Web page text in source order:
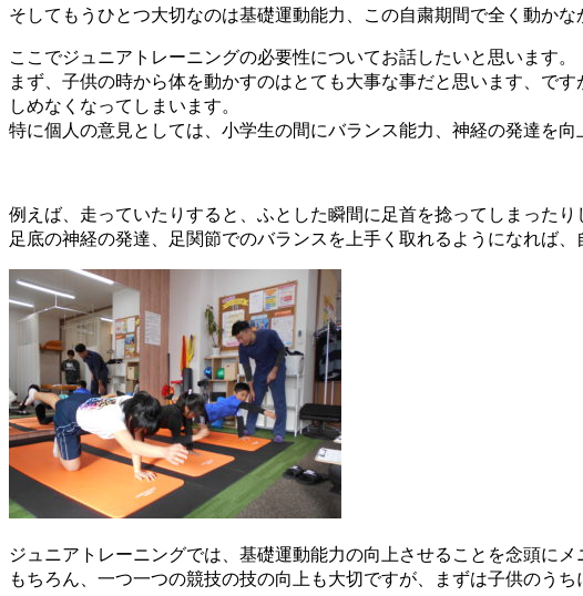
そしてもうひとつ大切なのは基礎運動能力、この自粛期間で全く動かな
ここでジュニアトレーニングの必要性についてお話したいと思います。
まず、子供の時から体を動かすのはとても大事な事だと思います、で
しめなくなってしまいます。
特に個人の意見としては、小学生の間にバランス能力、神経の発達を
例えば、走っていたりすると、ふとした瞬間に足首を捻ってしまった
足底の神経の発達、足関節でのバランスを上手く取れるようになれば、
ジュニアトレーニングでは、基礎運動能力の向上させることを念頭にメ
もちろん、一つ一つの競技の技の向上も大切ですが、まずは子供のう